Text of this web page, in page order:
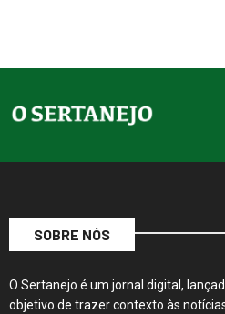
SOBRE NÓS
O Sertanejo é um jornal digital,
objetivo de trazer contexto às